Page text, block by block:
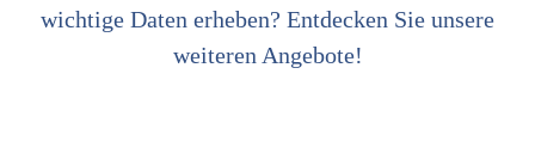
wichtige Daten erheben? Entdecken Sie unsere
weiteren Angebote!